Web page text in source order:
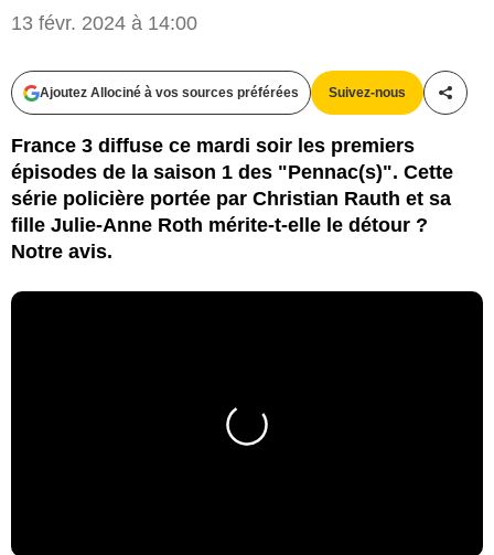
13 févr. 2024 à 14:00
Ajoutez Allociné à vos sources préférées Suivez-nous
France 3 diffuse ce mardi soir les premiers
épisodes de la saison 1 des "Pennac(s)". Cette
série policière portée par Christian Rauth et sa
fille Julie-Anne Roth mérite-t-elle le détour ?
Notre avis.